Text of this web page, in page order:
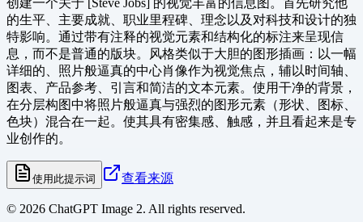
的生平、主要成就、职业里程碑、理念以及对科技和设计的独
特影响。通过带有注释的视觉元素和结构化的标注来呈现信
息，而不是普通的版块。风格类似于大胆的图形插画：以一幅
详细的、照片般逼真的中心肖像作为视觉焦点，辅以时间轴、
图表、产品参考、引言和简洁的文本元素。使用干净的背景，
在分层构图中将照片般逼真与强烈的图形元素（形状、图标、
色块）混合在一起。使其具有密集感、触感，并且看起来是专
业创作的。
使用此提示词 查看来源
© 2026 ChatGPT Image 2. All rights reserved.